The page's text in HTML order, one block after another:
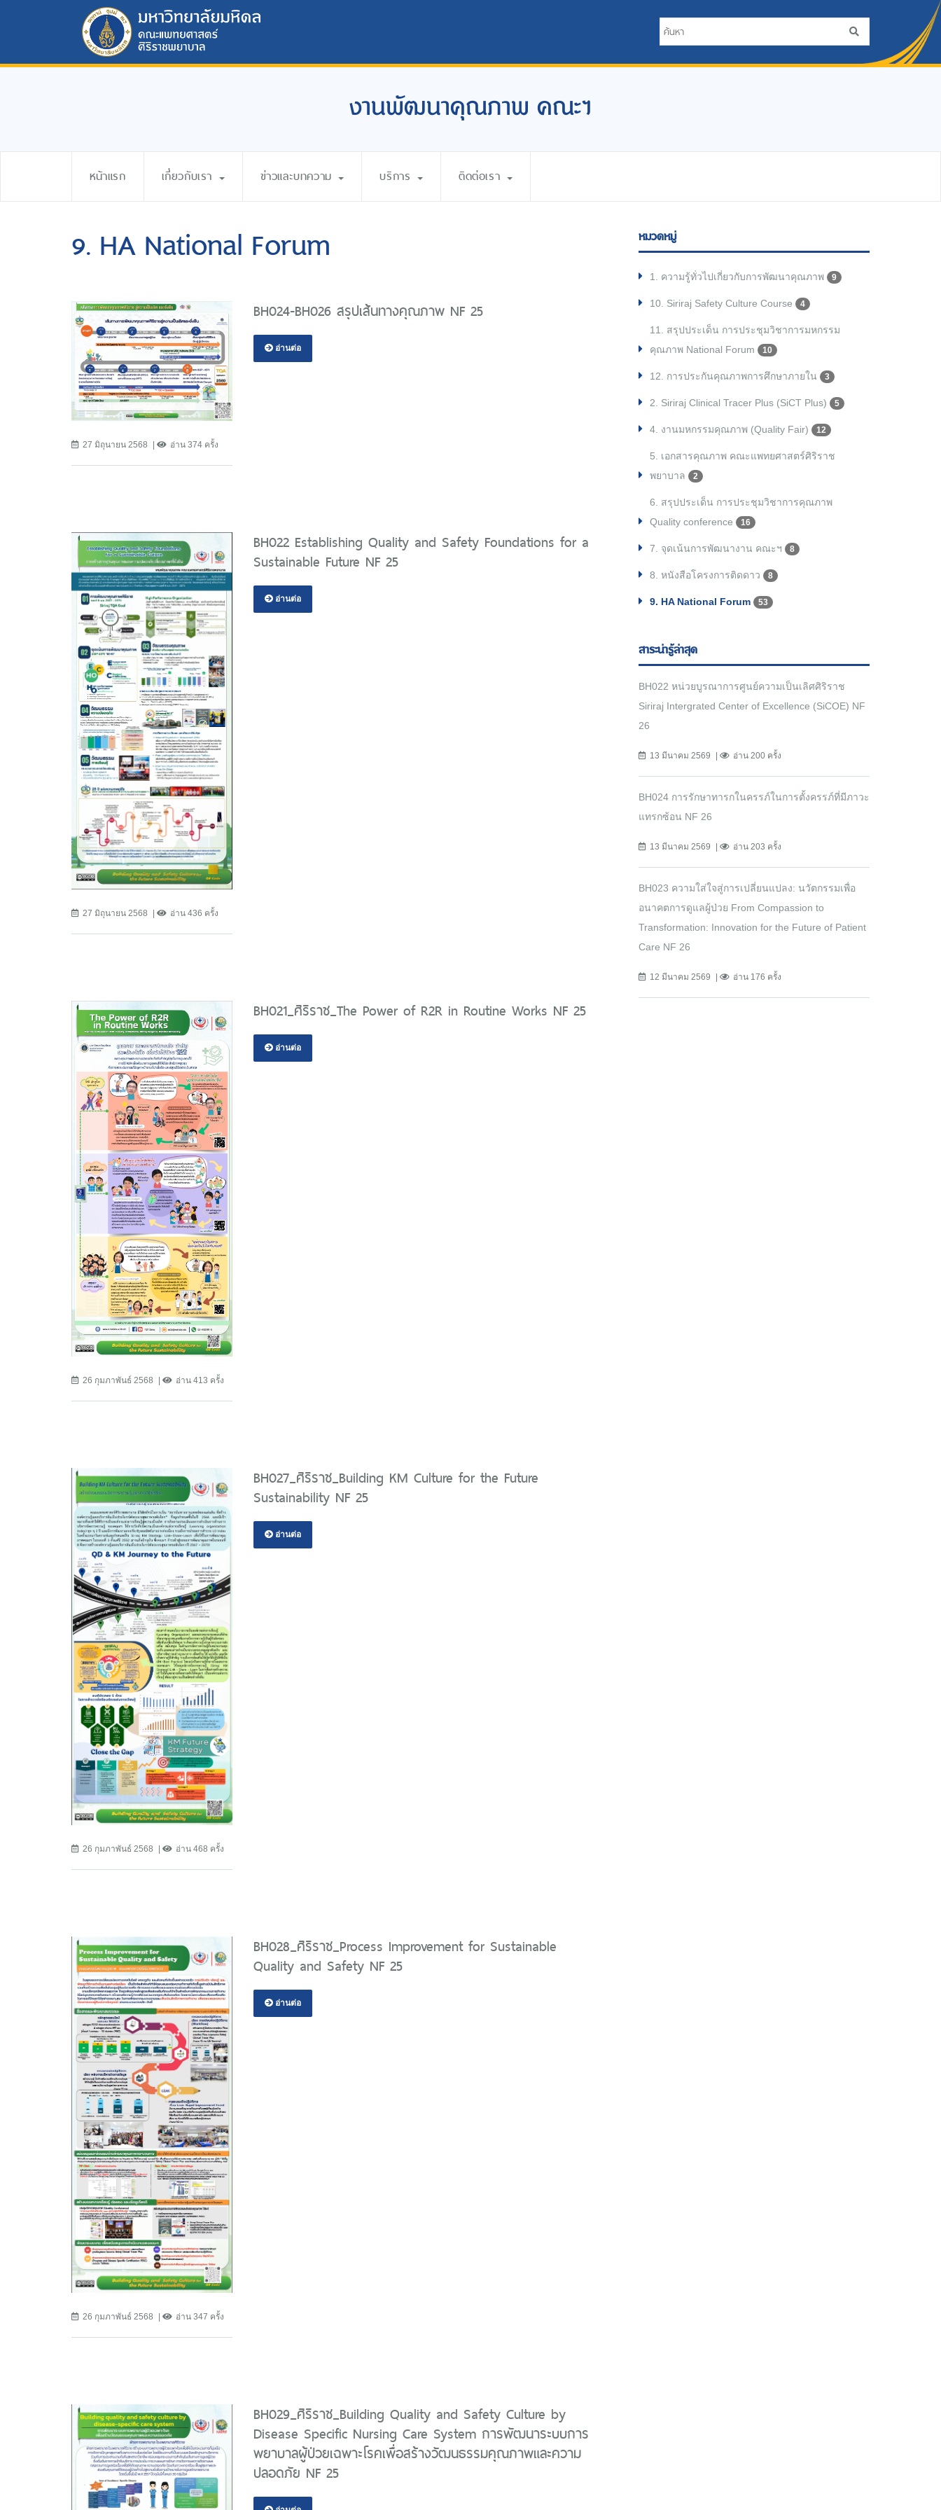
งานพัฒนาคุณภาพ คณะฯ
หน้าแรก เกี่ยวกับเรา ข่าวและบทความ บริการ ติดต่อเรา
9. HA National Forum
27 มิถุนายน 2568 อ่าน 374 ครั้ง
BH024-BH026 สรุปเส้นทางคุณภาพ NF 25
อ่านต่อ
27 มิถุนายน 2568 อ่าน 436 ครั้ง
BH022 Establishing Quality and Safety Foundations for a
Sustainable Future NF 25
อ่านต่อ
26 กุมภาพันธ์ 2568 อ่าน 413 ครั้ง
BH021_ศิริราช_The Power of R2R in Routine Works NF 25
อ่านต่อ
26 กุมภาพันธ์ 2568 อ่าน 468 ครั้ง
BH027_ศิริราช_Building KM Culture for the Future
Sustainability NF 25
อ่านต่อ
26 กุมภาพันธ์ 2568 อ่าน 347 ครั้ง
BH028_ศิริราช_Process Improvement for Sustainable
Quality and Safety NF 25
อ่านต่อ
BH029_ศิริราช_Building Quality and Safety Culture by
Disease Specific Nursing Care System การพัฒนาระบบการ
พยาบาลผู้ป่วยเฉพาะโรคเพื่อสร้างวัฒนธรรมคุณภาพและความ
ปลอดภัย NF 25
หมวดหมู่
1. ความรู้ทั่วไปเกี่ยวกับการพัฒนาคุณภาพ 9
10. Siriraj Safety Culture Course 4
11. สรุปประเด็น การประชุมวิชาการมหกรรม
คุณภาพ National Forum
10
12. การประกันคุณภาพการศึกษาภายใน 3
2. Siriraj Clinical Tracer Plus (SiCT Plus) 5
4. งานมหกรรมคุณภาพ (Quality Fair) 12
5. เอกสารคุณภาพ คณะแพทยศาสตร์ศิริราช
พยาบาล
2
6. สรุปประเด็น การประชุมวิชาการคุณภาพ
Quality conference
16
7. จุดเน้นการพัฒนางาน คณะฯ 8
8. หนังสือโครงการติดดาว 8
9. HA National Forum 53
สาระน่ารู้ล่าสุด
BH022 หน่วยบูรณาการศูนย์ความเป็นเลิศศิริราช
Siriraj Intergrated Center of Excellence (SiCOE) NF
26
13 มีนาคม 2569 อ่าน 200 ครั้ง
BH024 การรักษาทารกในครรภ์ในการตั้งครรภ์ที่มีภาวะ
แทรกซ้อน NF 26
13 มีนาคม 2569 อ่าน 203 ครั้ง
BH023 ความใส่ใจสู่การเปลี่ยนแปลง: นวัตกรรมเพื่อ
อนาคตการดูแลผู้ป่วย From Compassion to
Transformation: Innovation for the Future of Patient
Care NF 26
12 มีนาคม 2569 อ่าน 176 ครั้ง